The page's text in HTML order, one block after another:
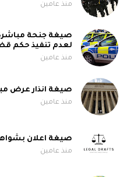
منذ عامين
صيغة جنحة
لعدم تنفيذ حكم
منذ عامين
صيغة انذار عرض
منذ عامين
صيغة اعلان
منذ عامين